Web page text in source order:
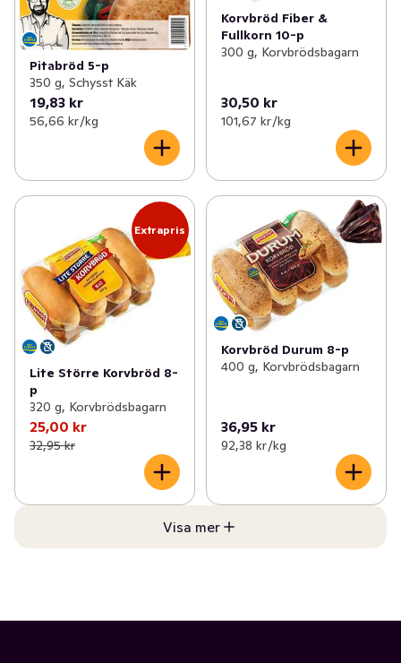
Pitabröd 5-p
350 g, Schysst Käk
19,83 kr
56,66 kr /kg
Korvbröd Fiber &
Fullkorn 10-p
300 g, Korvbrödsbagarn
30,50 kr
101,67 kr /kg
Extrapris
Lite Större Korvbröd 8-
p
320 g, Korvbrödsbagarn
25,00 kr
32,95 kr
Korvbröd Durum 8-p
400 g, Korvbrödsbagarn
36,95 kr
92,38 kr /kg
Visa mer